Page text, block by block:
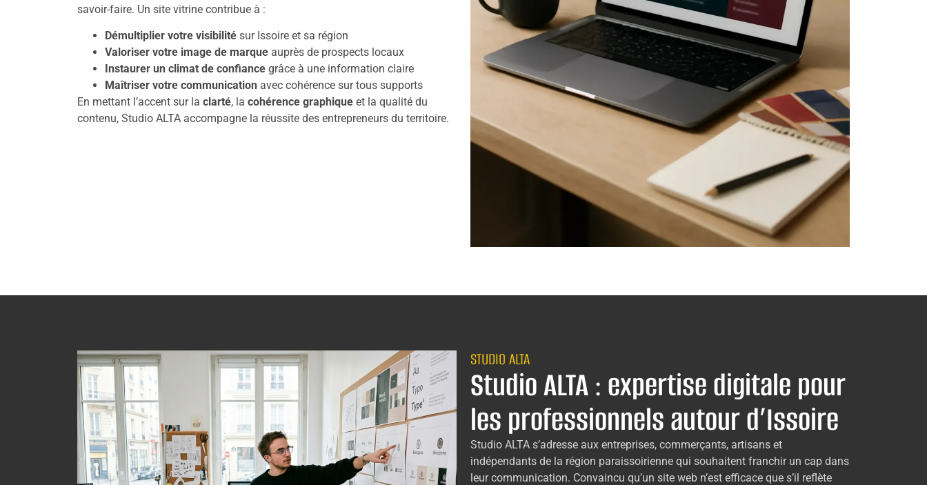
savoir-faire. Un site vitrine contribue à :
Démultiplier votre visibilité sur Issoire et sa région
Valoriser votre image de marque auprès de prospects locaux
Instaurer un climat de confiance grâce à une information claire
Maîtriser votre communication avec cohérence sur tous supports
En mettant l’accent sur la clarté, la cohérence graphique et la qualité du
contenu, Studio ALTA accompagne la réussite des entrepreneurs du territoire.
STUDIO ALTA
Studio ALTA : expertise digitale pour
les professionnels autour d’Issoire
Studio ALTA s’adresse aux entreprises, commerçants, artisans et
indépendants de la région paraissoirienne qui souhaitent franchir un cap dans
leur communication. Convaincu qu’un site web n’est efficace que s’il reflète